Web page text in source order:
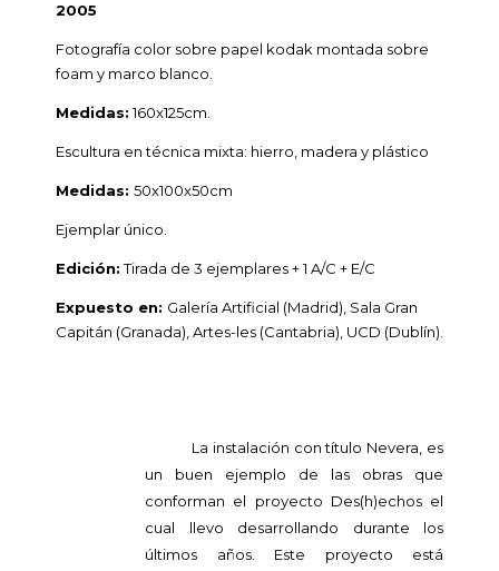
2005
Fotografía color sobre papel kodak montada sobre
foam y marco blanco.
Medidas:160x125cm.
Escultura en técnica mixta: hierro, madera y plástico
Medidas: 50x100x50cm
Ejemplar único.
Edición:Tirada de 3 ejemplares + 1 A/C + E/C
Expuesto en: Galería Artificial (Madrid), Sala Gran
Capitán (Granada), Artes-les (Cantabria), UCD (Dublín).
La instalación con título Nevera, es
un buen ejemplo de las obras que
conforman el proyecto Des(h)echos el
cual llevo desarrollando durante los
últimos años. Este proyecto está